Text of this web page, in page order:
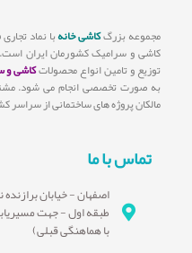
مجموعه بزرگکاشی خانهبا نماد
کاشی و سرامیک کشورمان ایران
توزیع و تامین انواع محصولاتکاشی و
به صورت تخصصی انجام می شود.
مالکان پروژه های ساختمانی از
تماس با ما
طبقه اول - جهت
با هماهنگی قبلی)